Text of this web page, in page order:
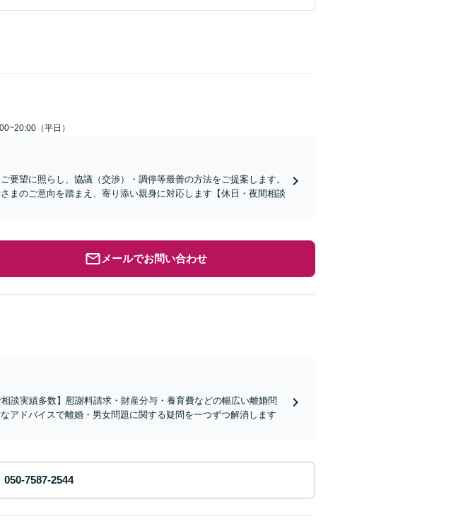
（平日）
要望に照らし、協議（交渉）・調停等最善の方法をご提案します。
まのご意向を踏まえ、寄り添い親身に対応します【休日・夜間相談
メールでお問い合わせ
談実績多数】慰謝料請求・財産分与・養育費などの幅広い離婚問
アドバイスで離婚・男女問題に関する疑問を一つずつ解消します